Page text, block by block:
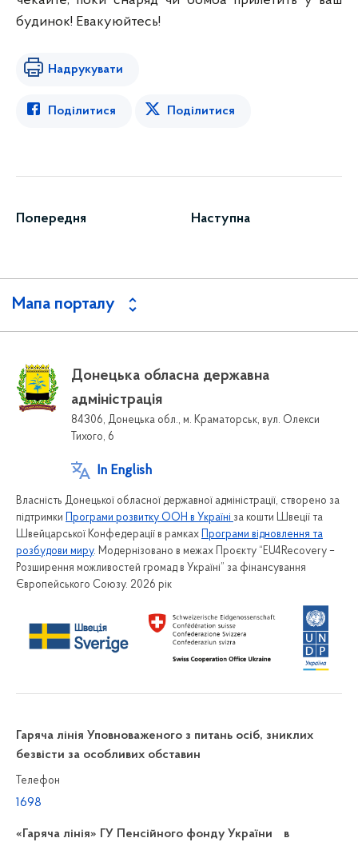
будинок! Евакуюйтесь!
Надрукувати
Поділитися Поділитися
Попередня Наступна
Мапа порталу
Донецька обласна державна
адміністрація
84306, Донецька обл., м. Краматорськ, вул. Олекси
Тихого, 6
In English
Власність Донецької обласної державної адміністрації, створено за
підтримки Програми розвитку ООН в Україні за кошти Швеції та
Швейцарської Конфедерації в рамках Програми відновлення та
розбудови миру. Модернізовано в межах Проєкту “EU4Recovery –
Розширення можливостей громад в Україні” за фінансування
Європейського Союзу. 2026 рік
Гаряча лінія Уповноваженого з питань осіб, зниклих
безвісти за особливих обставин
Телефон
1698
«Гаряча лінія» ГУ Пенсійного фонду України в